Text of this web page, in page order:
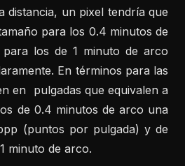
distancia, un pixel tendría que
para los 0.4 minutos de
los de 1 minuto de arco
En términos para las
en pulgadas que equivalen a
de 0.4 minutos de arco una
(puntos por pulgada) y de
minuto de arco.